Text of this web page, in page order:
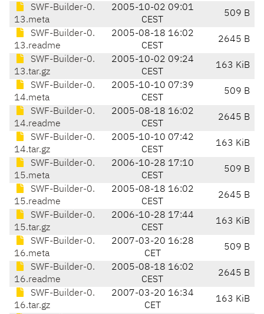
SWF-Builder-0.
13.meta
2005-10-02 09:01
CEST
509 B
SWF-Builder-0.
13.readme
2005-08-18 16:02
CEST
2645 B
SWF-Builder-0.
13.tar.gz
2005-10-02 09:24
CEST
163 KiB
SWF-Builder-0.
14.meta
2005-10-10 07:39
CEST
509 B
SWF-Builder-0.
14.readme
2005-08-18 16:02
CEST
2645 B
SWF-Builder-0.
14.tar.gz
2005-10-10 07:42
CEST
163 KiB
SWF-Builder-0.
15.meta
2006-10-28 17:10
CEST
509 B
SWF-Builder-0.
15.readme
2005-08-18 16:02
CEST
2645 B
SWF-Builder-0.
15.tar.gz
2006-10-28 17:44
CEST
163 KiB
SWF-Builder-0.
16.meta
2007-03-20 16:28
CET
509 B
SWF-Builder-0.
16.readme
2005-08-18 16:02
CEST
2645 B
SWF-Builder-0.
16.tar.gz
2007-03-20 16:34
CET
163 KiB